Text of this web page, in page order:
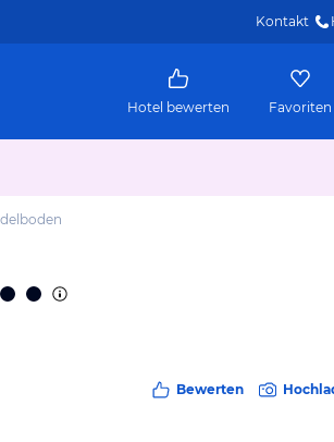
Kontakt
Hotel bewerten Favoriten
Bewerten